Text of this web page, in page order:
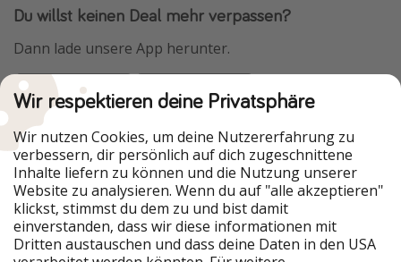
Du willst keinen Deal mehr verpassen?
Dann lade unsere App herunter.
Urlaubspiraten ist Teil der HolidayPirates Group
Unsere Märkte
PiratinViaggio
HolidayPirates
VakantiePiraten
WakacyjniPiraci
VoyagesPirates
Ferienpiraten
Urlaubspiraten
ViajerosPiratas
Wir respektieren deine Privatsphäre
Wir nutzen Cookies, um deine Nutzererfahrung zu
verbessern, dir persönlich auf dich zugeschnittene
Inhalte liefern zu können und die Nutzung unserer
Website zu analysieren. Wenn du auf "alle akzeptieren"
klickst, stimmst du dem zu und bist damit
einverstanden, dass wir diese informationen mit
Dritten austauschen und dass deine Daten in den USA